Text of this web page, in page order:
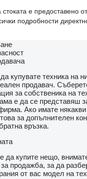
е предоставено
подробности
купувате техника на
продавач.
за собственика на
е да се представяш
Ако имате някакви
за допълнителен
връзка.
да купите нещо,
продажба, за да
от вас модел на